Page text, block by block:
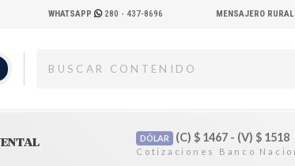
WHATSAPP 280 - 437-8696 MENSAJERO RURAL
DÓLAR (C) $1467 - (V) $1518